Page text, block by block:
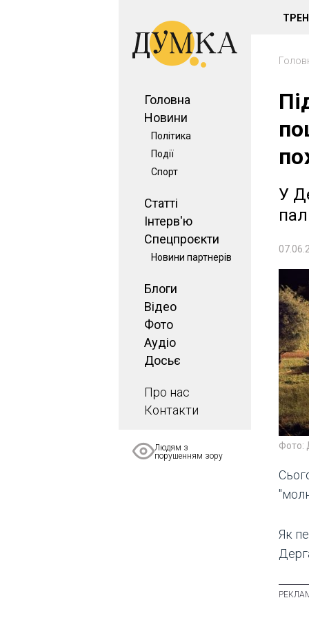
Головна
Новини
Політика
Події
Спорт
Статті
Інтерв'ю
Спецпроєкти
Новини партнерів
Блоги
Відео
Фото
Аудіо
Досьє
Про нас
Контакти
Людям з
порушенням зору
У
Фото:
Як